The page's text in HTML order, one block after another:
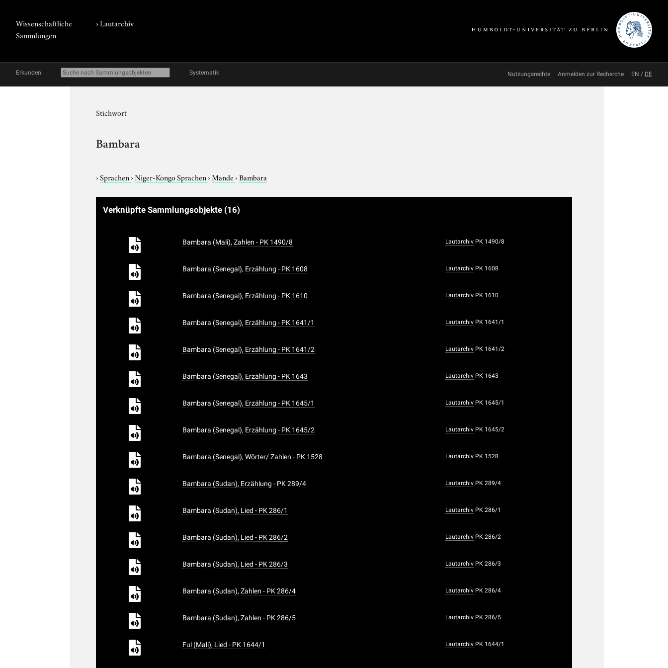
Wissenschaftliche
Sammlungen
›Lautarchiv
Erkunden Systematik Nutzungsrechte Anmelden zur Recherche EN / DE
Stichwort
Bambara
›Sprachen›Niger-Kongo Sprachen›Mande›Bambara
Verknüpfte Sammlungsobjekte (16)
Bambara (Mali), Zahlen - PK 1490/8 Lautarchiv PK 1490/8
Bambara (Senegal), Erzählung - PK 1608 Lautarchiv PK 1608
Bambara (Senegal), Erzählung - PK 1610 Lautarchiv PK 1610
Bambara (Senegal), Erzählung - PK 1641/1 Lautarchiv PK 1641/1
Bambara (Senegal), Erzählung - PK 1641/2 Lautarchiv PK 1641/2
Bambara (Senegal), Erzählung - PK 1643 Lautarchiv PK 1643
Bambara (Senegal), Erzählung - PK 1645/1 Lautarchiv PK 1645/1
Bambara (Senegal), Erzählung - PK 1645/2 Lautarchiv PK 1645/2
Bambara (Senegal), Wörter/ Zahlen - PK 1528 Lautarchiv PK 1528
Bambara (Sudan), Erzählung - PK 289/4 Lautarchiv PK 289/4
Bambara (Sudan), Lied - PK 286/1 Lautarchiv PK 286/1
Bambara (Sudan), Lied - PK 286/2 Lautarchiv PK 286/2
Bambara (Sudan), Lied - PK 286/3 Lautarchiv PK 286/3
Bambara (Sudan), Zahlen - PK 286/4 Lautarchiv PK 286/4
Bambara (Sudan), Zahlen - PK 286/5 Lautarchiv PK 286/5
Ful (Mali), Lied - PK 1644/1 Lautarchiv PK 1644/1